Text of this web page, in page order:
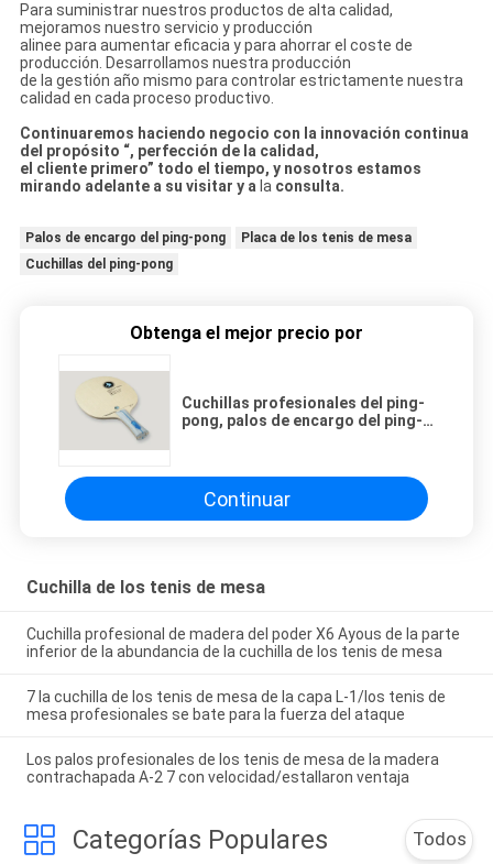
Para suministrar nuestros productos de alta calidad,
mejoramos nuestro servicio y producción
alinee para aumentar eficacia y para ahorrar el coste de
producción. Desarrollamos nuestra producción
de la gestión año mismo para controlar estrictamente nuestra
calidad en cada proceso productivo.
Continuaremos haciendo negocio con la innovación continua
del propósito “, perfección de la calidad,
el cliente primero” todo el tiempo, y nosotros estamos
mirando adelante a su visitar y ala consulta.
Palos de encargo del ping-pong
Placa de los tenis de mesa
Cuchillas del ping-pong
Obtenga el mejor precio por
Cuchillas profesionales del ping-
pong, palos de encargo del ping-
Continuar
Cuchilla de los tenis de mesa
Cuchilla profesional de madera del poder X6 Ayous de la parte
inferior de la abundancia de la cuchilla de los tenis de mesa
7 la cuchilla de los tenis de mesa de la capa L-1/los tenis de
mesa profesionales se bate para la fuerza del ataque
Los palos profesionales de los tenis de mesa de la madera
contrachapada A-2 7 con velocidad/estallaron ventaja
Categorías Populares Todos